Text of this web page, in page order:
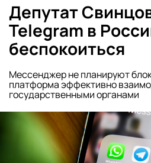
Депутат
Telegram в
беспокоиться
Мессенджер не планируют
платформа эффективно
государственными органами